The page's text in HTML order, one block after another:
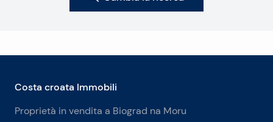
Costa croata Immobili
Proprietà in vendita a Biograd na Moru